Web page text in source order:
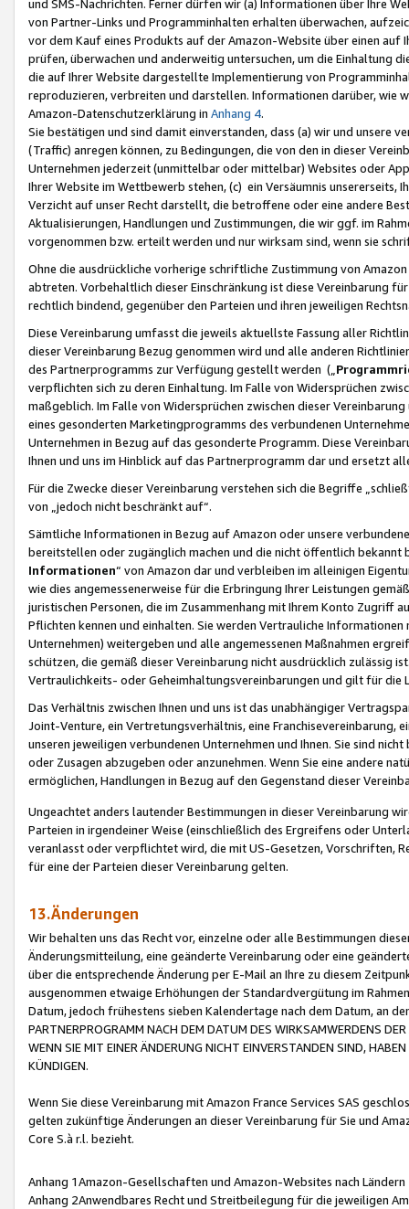
und SMS-Nachrichten. Ferner dürfen wir (a) Informationen über Ihre
von Partner-Links und Programminhalten erhalten überwachen,
vor dem Kauf eines Produkts auf der Amazon-Website über einen
prüfen, überwachen und anderweitig untersuchen, um die Einhaltung
die auf Ihrer Website dargestellte Implementierung von
reproduzieren, verbreiten und darstellen. Informationen darüber, wie
Amazon-Datenschutzerklärung in Anhang 4.
Sie bestätigen und sind damit einverstanden, dass (a) wir und
(Traffic) anregen können, zu Bedingungen, die von den in dieser
Unternehmen jederzeit (unmittelbar oder mittelbar) Websites oder
Ihrer Website im Wettbewerb stehen, (c) ein Versäumnis unsererseits,
Verzicht auf unser Recht darstellt, die betroffene oder eine andere
Aktualisierungen, Handlungen und Zustimmungen, die wir ggf. im
vorgenommen bzw. erteilt werden und nur wirksam sind, wenn sie
Ohne die ausdrückliche vorherige schriftliche Zustimmung von
abtreten. Vorbehaltlich dieser Einschränkung ist diese Vereinbarung
rechtlich bindend, gegenüber den Parteien und ihren jeweiligen
Diese Vereinbarung umfasst die jeweils aktuellste Fassung aller
dieser Vereinbarung Bezug genommen wird und alle anderen
des Partnerprogramms zur Verfügung gestellt werden („
verpflichten sich zu deren Einhaltung. Im Falle von Widersprüchen
maßgeblich. Im Falle von Widersprüchen zwischen dieser
eines gesonderten Marketingprogramms des verbundenen
Unternehmen in Bezug auf das gesonderte Programm. Diese
Ihnen und uns im Hinblick auf das Partnerprogramm dar und ersetzt
Für die Zwecke dieser Vereinbarung verstehen sich die Begriffe
von „jedoch nicht beschränkt auf“.
Sämtliche Informationen in Bezug auf Amazon oder unsere
bereitstellen oder zugänglich machen und die nicht öffentlich
Informationen“ von Amazon dar und verbleiben im alleinigen
wie dies angemessenerweise für die Erbringung Ihrer Leistungen
juristischen Personen, die im Zusammenhang mit Ihrem Konto
Pflichten kennen und einhalten. Sie werden Vertrauliche
Unternehmen) weitergeben und alle angemessenen Maßnahmen
schützen, die gemäß dieser Vereinbarung nicht ausdrücklich zulässig
Vertraulichkeits- oder Geheimhaltungsvereinbarungen und gilt für die
Das Verhältnis zwischen Ihnen und uns ist das unabhängiger
Joint-Venture, ein Vertretungsverhältnis, eine Franchisevereinbarung,
unseren jeweiligen verbundenen Unternehmen und Ihnen. Sie sind
oder Zusagen abzugeben oder anzunehmen. Wenn Sie eine andere
ermöglichen, Handlungen in Bezug auf den Gegenstand dieser
Ungeachtet anders lautender Bestimmungen in dieser Vereinbarung
Parteien in irgendeiner Weise (einschließlich des Ergreifens oder
veranlasst oder verpflichtet wird, die mit US-Gesetzen, Vorschriften,
für eine der Parteien dieser Vereinbarung gelten.
13.Änderungen
Wir behalten uns das Recht vor, einzelne oder alle Bestimmungen
Änderungsmitteilung, eine geänderte Vereinbarung oder eine
über die entsprechende Änderung per E-Mail an Ihre zu diesem
ausgenommen etwaige Erhöhungen der Standardvergütung im
Datum, jedoch frühestens sieben Kalendertage nach dem Datum, an
PARTNERPROGRAMM NACH DEM DATUM DES WIRKSAMWERDENS
WENN SIE MIT EINER ÄNDERUNG NICHT EINVERSTANDEN SIND,
KÜNDIGEN.
Wenn Sie diese Vereinbarung mit Amazon France Services SAS
gelten zukünftige Änderungen an dieser Vereinbarung für Sie und
Core S.à r.l. bezieht.
Anhang 1Amazon-Gesellschaften und Amazon-Websites nach Ländern
Anhang 2Anwendbares Recht und Streitbeilegung für die jeweiligen